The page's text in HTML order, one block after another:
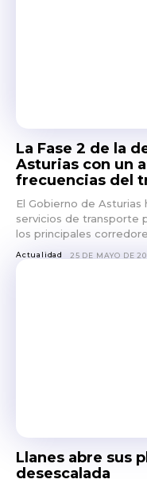
La Fase 2 de la
Asturias con un
frecuencias del
El Gobierno de Asturias
servicios de transporte
los principales
Actualidad 25 DE MAYO DE
Llanes abre sus
desescalada